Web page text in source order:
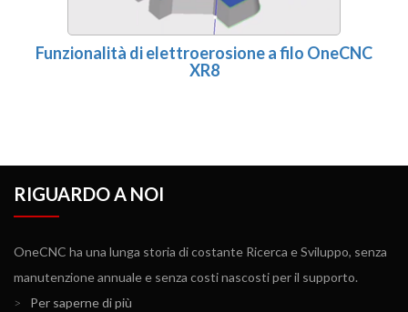
Funzionalità di elettroerosione a filo OneCNC
XR8
RIGUARDO A NOI
OneCNC ha una lunga storia di costante Ricerca e Sviluppo, senza
manutenzione annuale e senza costi nascosti per il supporto.
>
Per saperne di più